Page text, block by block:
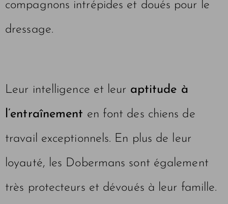
compagnons intrépides et doués pour le
dressage.
Leur intelligence et leur aptitude à
l’entraînement en font des chiens de
travail exceptionnels. En plus de leur
loyauté, les Dobermans sont également
très protecteurs et dévoués à leur famille.